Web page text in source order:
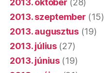
2013. október (28)
2013. szeptember (15)
2013. augusztus(19)
2013. július(27)
2013. június(19)